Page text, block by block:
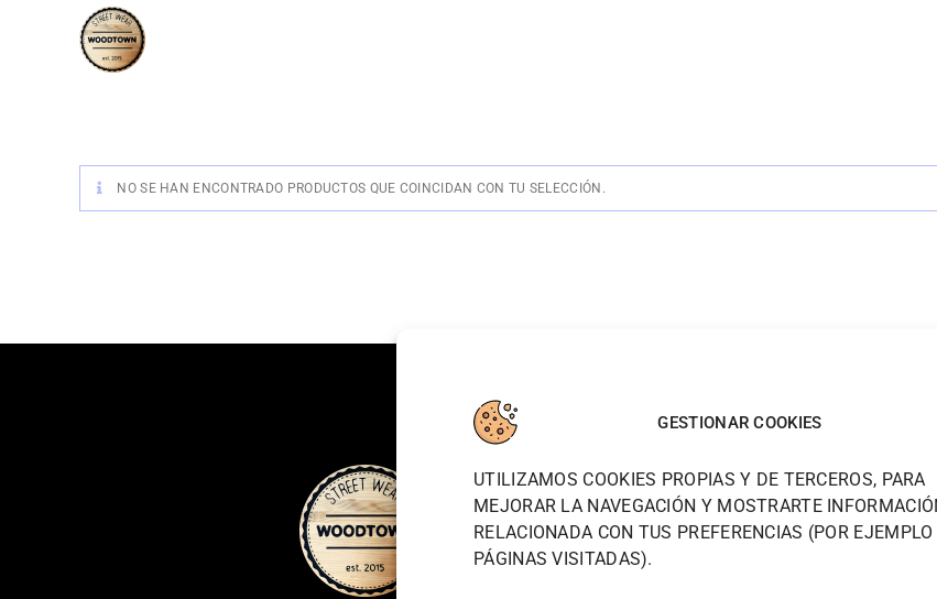
GESTIONAR COOKIES
UTILIZAMOS COOKIES PROPIAS Y DE TERCEROS, PARA
MEJORAR LA NAVEGACIÓN Y MOSTRARTE
RELACIONADA CON TUS PREFERENCIAS (POR EJEMPLO
PÁGINAS VISITADAS).
NO SE HAN ENCONTRADO PRODUCTOS QUE COINCIDAN CON TU SELECCIÓN.
WOODTOWN
DE